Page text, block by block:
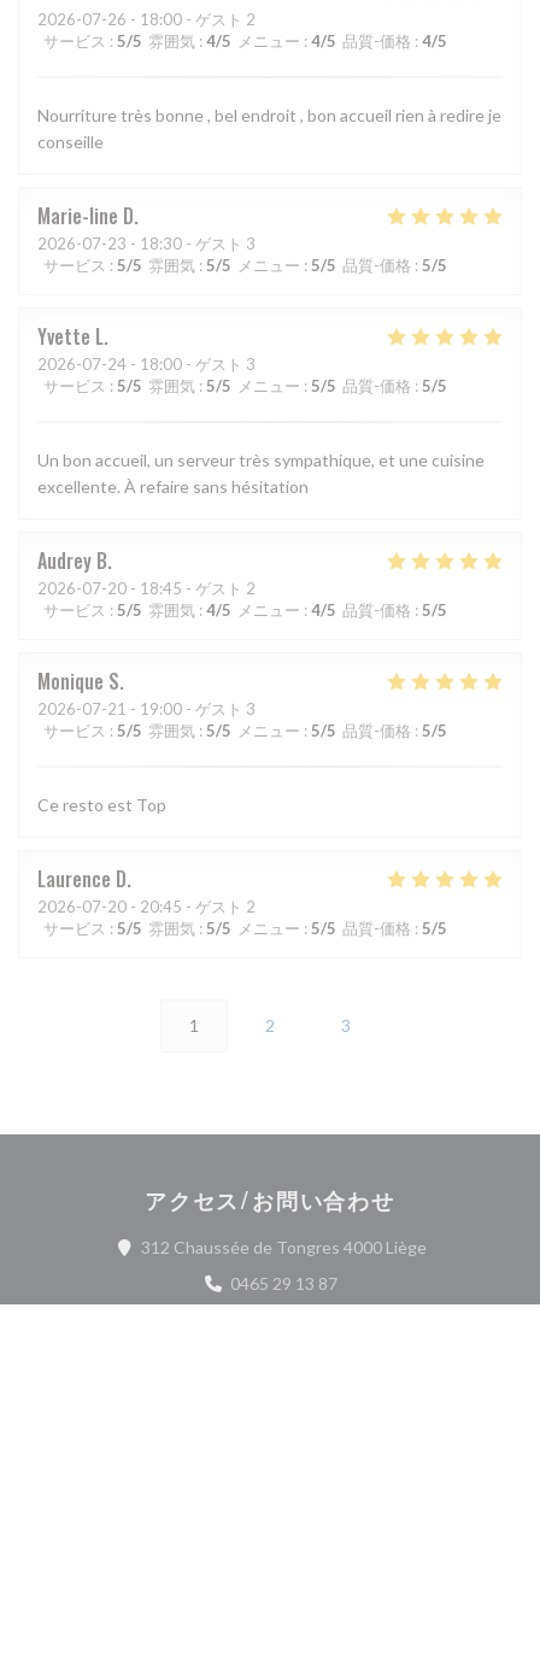
2026-07-26 - 18:00 - ゲスト 2
サービス : 5/5 雰囲気 : 4/5 メニュー : 4/5 品質-価格 : 4/5
Nourriture très bonne , bel endroit , bon accueil rien à redire je
conseille
Marie-line D
2026-07-23 - 18:30 - ゲスト 3
サービス : 5/5 雰囲気 : 5/5 メニュー : 5/5 品質-価格 : 5/5
Yvette L
2026-07-24 - 18:00 - ゲスト 3
サービス : 5/5 雰囲気 : 5/5 メニュー : 5/5 品質-価格 : 5/5
Un bon accueil, un serveur très sympathique, et une cuisine
excellente. À refaire sans hésitation
Audrey B
2026-07-20 - 18:45 - ゲスト 2
サービス : 5/5 雰囲気 : 4/5 メニュー : 4/5 品質-価格 : 5/5
Monique S
2026-07-21 - 19:00 - ゲスト 3
サービス : 5/5 雰囲気 : 5/5 メニュー : 5/5 品質-価格 : 5/5
Ce resto est Top
Laurence D
2026-07-20 - 20:45 - ゲスト 2
サービス : 5/5 雰囲気 : 5/5 メニュー : 5/5 品質-価格 : 5/5
1 2 3
アクセス/お問い合わせ
312 Chaussée de Tongres 4000 Liège
0465 29 13 87